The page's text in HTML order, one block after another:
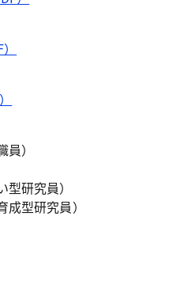
）
研究員）
型研究員）